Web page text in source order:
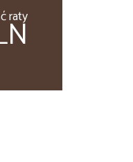
raty